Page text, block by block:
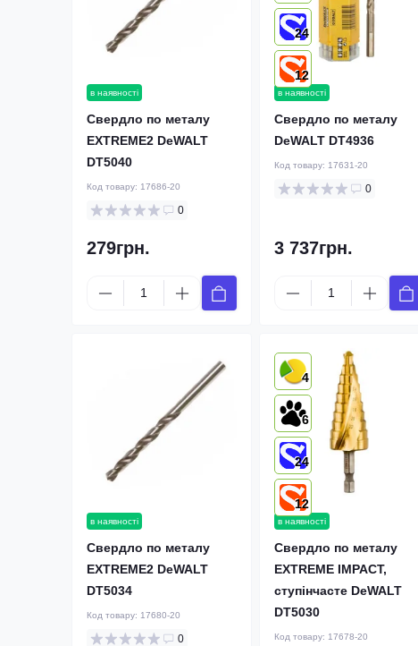
в наявності
Свердло по металу
EXTREME2 DeWALT
DT5040
Код товару: 17686-20
0
279грн.
в наявності
24
12
Свердло по металу
DeWALT DT4936
Код товару: 17631-20
0
3 737грн.
в наявності
Свердло по металу
EXTREME2 DeWALT
DT5034
Код товару: 17680-20
0
в наявності
4
6
24
12
Свердло по металу
EXTREME IMPACT,
ступінчасте DeWALT
DT5030
Код товару: 17678-20